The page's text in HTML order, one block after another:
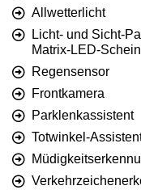
Allwetterlicht
Licht- und Sicht-
Matrix-LED-
Regensensor
Frontkamera
Parklenkassistent
Totwinkel-